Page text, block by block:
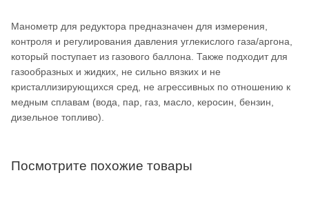
Манометр для редуктора предназначен для измерения,
контроля и регулирования давления углекислого газа/аргона,
который поступает из газового баллона. Также подходит для
газообразных и жидких, не сильно вязких и не
кристаллизирующихся сред, не агрессивных по отношению к
медным сплавам (вода, пар, газ, масло, керосин, бензин,
дизельное топливо).
Посмотрите похожие товары